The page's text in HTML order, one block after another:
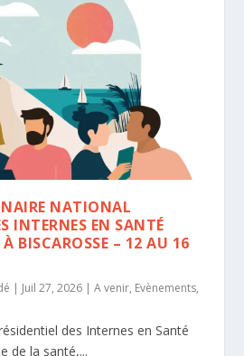
NATIONAL
INTERNES EN SANTÉ
BISCAROSSE – 12 AU 16
| Juil 27, 2026 |A venir, Evènements,
des Internes en Santé
de la santé,...